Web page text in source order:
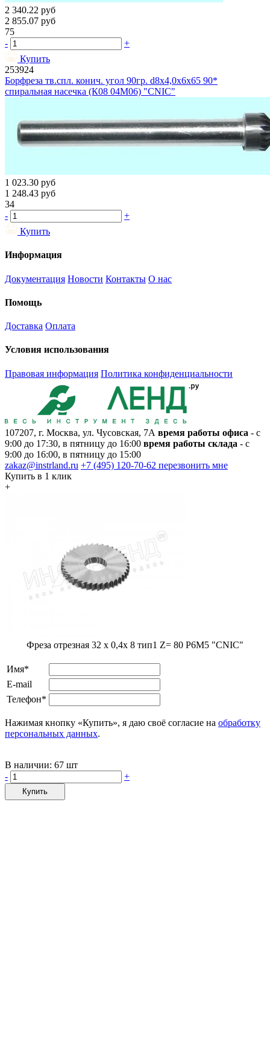
2 340.22 руб
2 855.07 руб
75
-
+
Купить
253924
Борфреза тв.спл. конич. угол 90гр. d8х4,0х6х65 90*
спиральная насечка (К08 04М06) "CNIC"
1 023.30 руб
1 248.43 руб
34
-
+
Купить
Информация
Документация Новости Контакты О нас
Помощь
Доставка Оплата
Условия использования
Правовая информация Политика конфиденциальности
107207, г. Москва, ул. Чусовская, 7А время работы офиса - с
9:00 до 17:30, в пятницу до 16:00 время работы склада - с
9:00 до 16:00, в пятницу до 15:00
zakaz@instrland.ru +7 (495) 120-70-62 перезвонить мне
Купить в 1 клик
+
Фреза отрезная 32 х 0,4х 8 тип1 Z= 80 Р6М5 "CNIC"
Имя*
E-mail
Телефон*
Нажимая кнопку «Купить», я даю своё согласие на обработку
персональных данных.
В наличии: 67 шт
-
+
Купить